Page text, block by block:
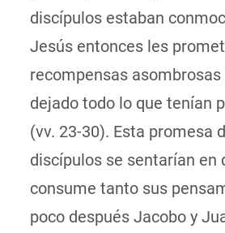
discípulos estaban
Jesús entonces les
recompensas asombrosas
dejado todo lo que tenían
(vv. 23-30). Esta promesa
discípulos se sentarían en
consume tanto sus
poco después Jacobo y